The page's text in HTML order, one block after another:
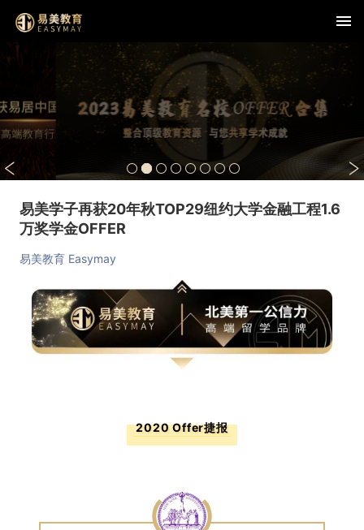
易美学子再获20年秋TOP29纽约大学金融工程1.6
万奖学金OFFER
易美教育 Easymay
2020 Offer捷报